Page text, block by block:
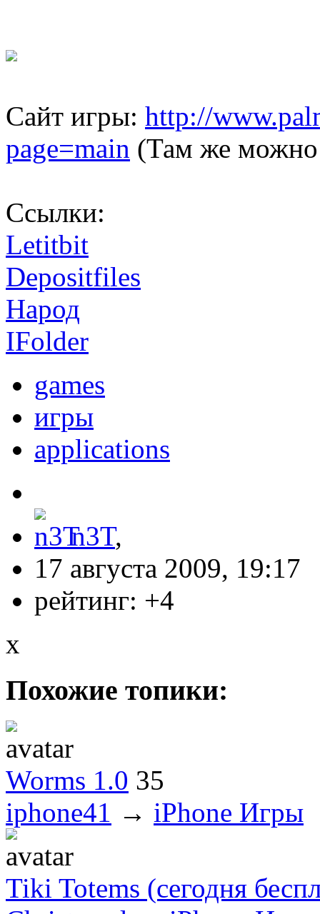
Сайт игры: http://
page=main (Там же можно
Ссылки:
Letitbit
Depositfiles
Народ
IFolder
games
игры
applications
n3T,
17 августа 2009, 19:17
рейтинг: +4
x
Похожие топики:
Worms 1.0 35
iphone41 → iPhone Игры
Tiki Totems (сегодня